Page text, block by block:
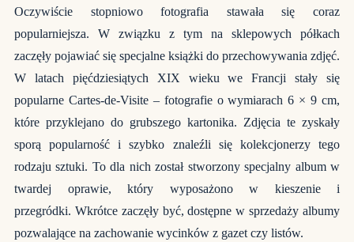
Oczywiście stopniowo fotografia stawała się coraz
popularniejsza. W związku z tym na sklepowych półkach
zaczęły pojawiać się specjalne książki do przechowywania zdjęć.
W latach pięćdziesiątych XIX wieku we Francji stały się
popularne Cartes-de-Visite – fotografie o wymiarach 6 × 9 cm,
które przyklejano do grubszego kartonika. Zdjęcia te zyskały
sporą popularność i szybko znaleźli się kolekcjonerzy tego
rodzaju sztuki. To dla nich został stworzony specjalny album w
twardej oprawie, który wyposażono w kieszenie i
przegródki. Wkrótce zaczęły być, dostępne w sprzedaży albumy
pozwalające na zachowanie wycinków z gazet czy listów.